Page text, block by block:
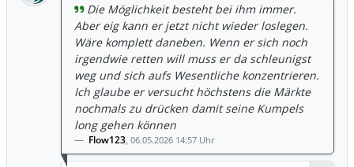
Die Möglichkeit besteht bei ihm immer.
Aber eig kann er jetzt nicht wieder loslegen.
Wäre komplett daneben. Wenn er sich noch
irgendwie retten will muss er da schleunigst
weg und sich aufs Wesentliche konzentrieren.
Ich glaube er versucht höchstens die Märkte
nochmals zu drücken damit seine Kumpels
long gehen können
Flow123, 06.05.2026 14:57 Uhr